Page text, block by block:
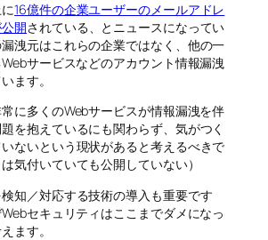
16億件の企業ユーザーのメールアドレ
開されている、とニュースになってい
洩元はこれらの企業ではなく、他の一
サービスなどのアカウント情報漏洩
ます。
に多くのWebサービスが情報漏洩を伴
を抱えているにも関わらず、気がつく
ないという現状があると考えるべきで
気付いていても公開していない）
知／対応する技術の導入も重要です
セキュリティはここまでダメになっ
ます。